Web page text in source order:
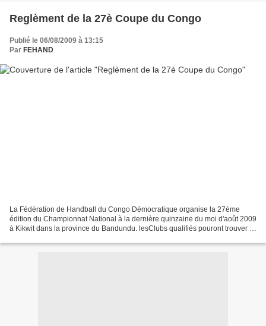
Reglèment de la 27è Coupe du Congo
Publié le 06/08/2009 à 13:15
Par FEHAND
La Fédération de Handball du Congo Démocratique organise la 27ème
édition du Championnat National à la dernière quinzaine du moi d'août 2009
à Kikwit dans la province du Bandundu. lesClubs qualifiés pouront trouver ici